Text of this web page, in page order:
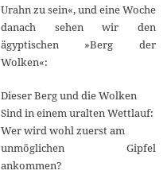
Urahn zu sein«, und eine Woche
danach sehen wir den
ägyptischen »Berg der
Wolken«:
Dieser Berg und die Wolken
Sind in einem uralten Wettlauf:
Wer wird wohl zuerst am
unmöglichen Gipfel
ankommen?